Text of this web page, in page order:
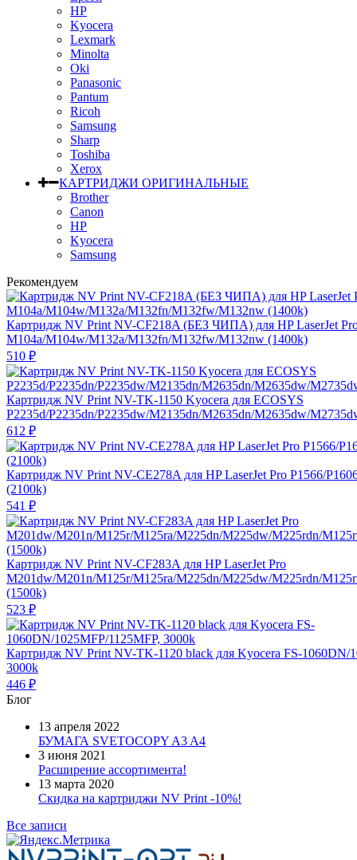
HP
Kyocera
Lexmark
Minolta
Oki
Panasonic
Pantum
Ricoh
Samsung
Sharp
Toshiba
Xerox
КАРТРИДЖИ ОРИГИНАЛЬНЫЕ
Brother
Canon
HP
Kyocera
Samsung
Рекомендуем
Картридж NV Print NV-CF218A (БЕЗ ЧИПА) для HP LaserJet
M104a/M104w/M132a/M132fn/M132fw/M132nw (1400k)
510 ₽
Картридж NV Print NV-TK-1150 Kyocera для ECOSYS
P2235d/P2235dn/P2235dw/M2135dn/M2635dn/M2635dw/
612 ₽
Картридж NV Print NV-CE278A для HP LaserJet Pro P1566/
(2100k)
541 ₽
Картридж NV Print NV-CF283A для HP LaserJet Pro
M201dw/M201n/M125r/M125ra/M225dn/M225dw/M225rdn/
(1500k)
523 ₽
Картридж NV Print NV-TK-1120 black для Kyocera FS-1060DN/
3000k
446 ₽
Блог
13 апреля 2022
БУМАГА SVETOCOPY A3 A4
3 июня 2021
Расширение ассортимента!
13 марта 2020
Скидка на картриджи NV Print -10%!
Все записи